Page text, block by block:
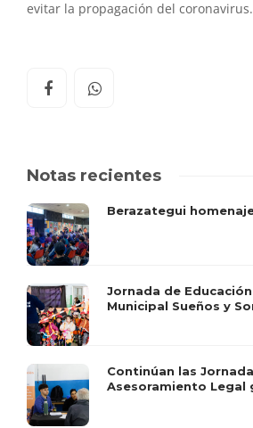
evitar la propagación del coronavirus.
Notas recientes
Berazategui
Jornada de
Municipal Sueños y
Continúan las
Asesoramiento Legal